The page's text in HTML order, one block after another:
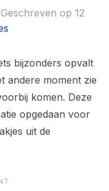
Geschreven op 12
bijzonders opvalt
andere moment zie
komen. Deze
opgedaan voor
uit de